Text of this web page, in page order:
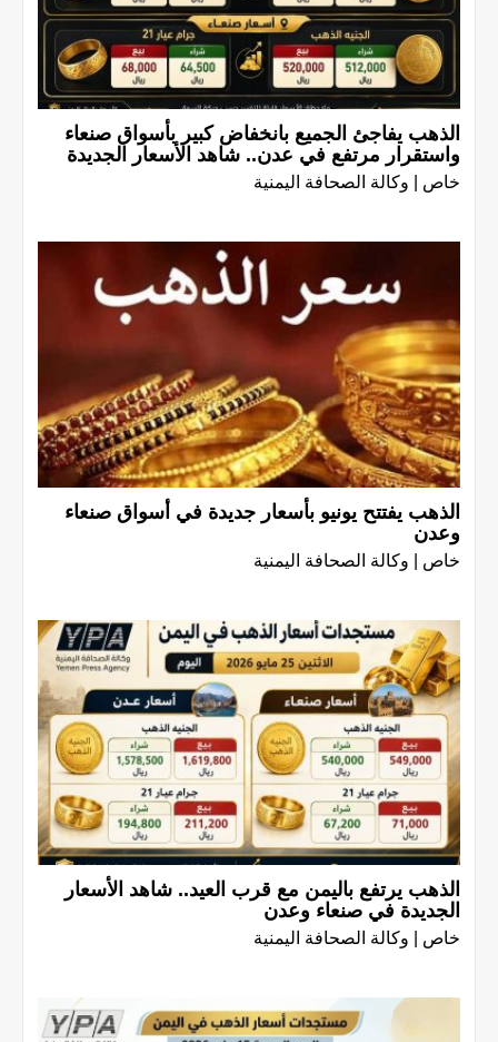
الذهب يفاجئ الجميع بانخفاض كبير بأسواق صنعاء
واستقرار مرتفع في عدن.. شاهد الأسعار الجديدة
خاص | وكالة الصحافة اليمنية
الذهب يفتتح يونيو بأسعار جديدة في أسواق صنعاء
وعدن
خاص | وكالة الصحافة اليمنية
الذهب يرتفع باليمن مع قرب العيد.. شاهد الأسعار
الجديدة في صنعاء وعدن
خاص | وكالة الصحافة اليمنية